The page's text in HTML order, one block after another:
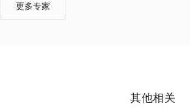
宅小区设计，仓储供应中心设计，制造类企业建筑
计：酒吧设计，餐厅餐饮装修设计，商店店面设计
们无论从设计风格，空间规划，室内布
更多专家
其他相关